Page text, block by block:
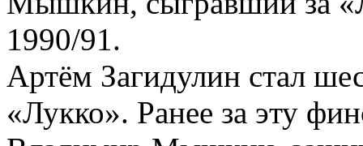
1990/91.
Артём Загидулин стал
«Лукко». Ранее за эту